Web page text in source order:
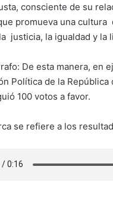
consciente de su
promueva una
justicia, la igualdad y la
De esta manera, en
Política de la
100 votos a favor.
se refiere a los